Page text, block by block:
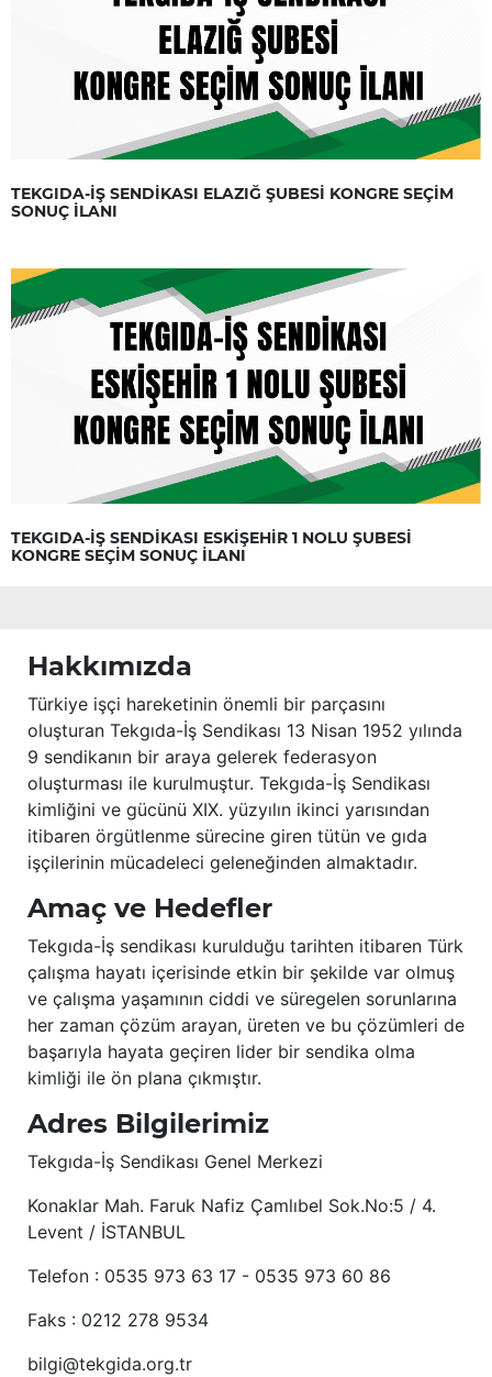
TEKGIDA-İŞ SENDİKASI ELAZIĞ ŞUBESİ KONGRE SEÇİM
SONUÇ İLANI
TEKGIDA-İŞ SENDİKASI ESKİŞEHİR 1 NOLU ŞUBESİ
KONGRE SEÇİM SONUÇ İLANI
Hakkımızda
Türkiye işçi hareketinin önemli bir parçasını
oluşturan Tekgıda-İş Sendikası 13 Nisan 1952 yılında
9 sendikanın bir araya gelerek federasyon
oluşturması ile kurulmuştur. Tekgıda-İş Sendikası
kimliğini ve gücünü XIX. yüzyılın ikinci yarısından
itibaren örgütlenme sürecine giren tütün ve gıda
işçilerinin mücadeleci geleneğinden almaktadır.
Amaç ve Hedefler
Tekgıda-İş sendikası kurulduğu tarihten itibaren Türk
çalışma hayatı içerisinde etkin bir şekilde var olmuş
ve çalışma yaşamının ciddi ve süregelen sorunlarına
her zaman çözüm arayan, üreten ve bu çözümleri de
başarıyla hayata geçiren lider bir sendika olma
kimliği ile ön plana çıkmıştır.
Adres Bilgilerimiz
Tekgıda-İş Sendikası Genel Merkezi
Konaklar Mah. Faruk Nafiz Çamlıbel Sok.No:5 / 4.
Levent / İSTANBUL
Telefon : 0535 973 63 17 - 0535 973 60 86
Faks : 0212 278 9534
bilgi@tekgida.org.tr